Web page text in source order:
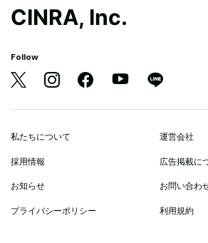
CINRA, Inc.
Follow
私たちについて 運営会社
採用情報 広告掲載に
お知らせ お問い合わ
プライバシーポリシー 利用規約